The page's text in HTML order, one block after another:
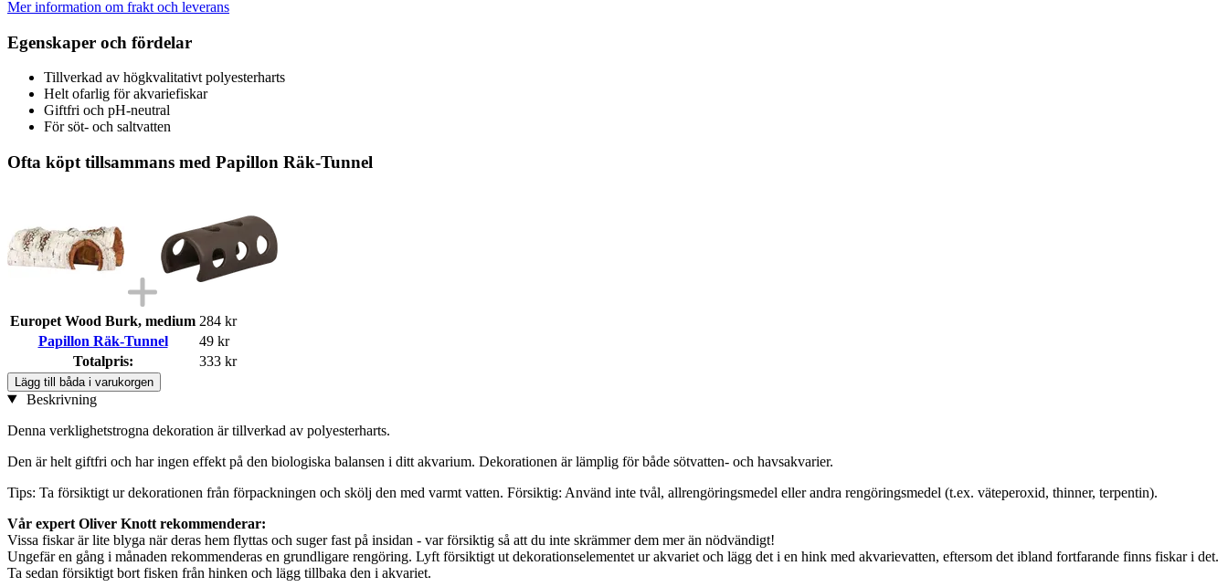
Mer information om frakt och leverans
Egenskaper och fördelar
Tillverkad av högkvalitativt polyesterharts
Helt ofarlig för akvariefiskar
Giftfri och pH-neutral
För söt- och saltvatten
Ofta köpt tillsammans med Papillon Räk-Tunnel
Europet Wood Burk, medium 284 kr
Papillon Räk-Tunnel
49 kr
Totalpris:
333 kr
Lägg till båda i varukorgen
Beskrivning
Denna verklighetstrogna dekoration är tillverkad av polyesterharts.
Den är helt giftfri och har ingen effekt på den biologiska balansen i ditt akvarium. Dekorationen är lämplig för både sötvatten- och havsakvarier.
Tips: Ta försiktigt ur dekorationen från förpackningen och skölj den med varmt vatten. Försiktig: Använd inte tvål, allrengöringsmedel eller andra rengöringsmedel (t.ex. väteperoxid, thinner, terpentin).
Vår expert Oliver Knott rekommenderar:
Vissa fiskar är lite blyga när deras hem flyttas och suger fast på insidan - var försiktig så att du inte skrämmer dem mer än nödvändigt!
Ungefär en gång i månaden rekommenderas en grundligare rengöring. Lyft försiktigt ut dekorationselementet ur akvariet och lägg det i en hink med akvarievatten, eftersom det ibland fortfarande finns fiskar i det.
Ta sedan försiktigt bort fisken från hinken och lägg tillbaka den i akvariet.